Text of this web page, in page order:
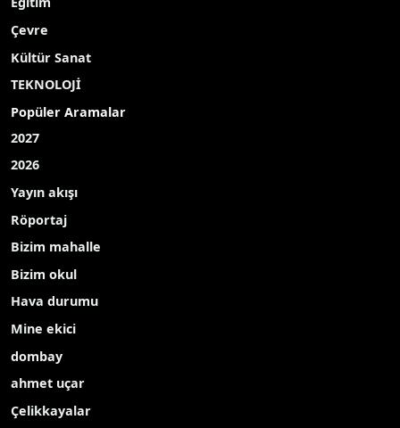
Kurban Bayramı’nda bir anda artan kırmızı et
kasap kazaları, bayram sevincini acil servislerde
sonlandırabiliyor. Toplumdaki bu risklere dikkat
çekmek için "Bayramda Kurban Siz Olmayın"
panelini düzenleyen Medipol Sağlık Grubu;
kardiyolojiden acil tıbba, enfeksiyon